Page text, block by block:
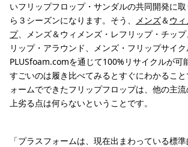
いフリップフロップ・サンダルの共同開発に
ら３シーズンになります。そう、
メンズ＆ウ
プ、メンズ＆ウィメンズ・レフリップ・チッ
リップ・アラウンド、メンズ・フリップサイク
PLUSfoam.comを通じて100%リサイクルが可
すごいのは履き比べてみるとすぐにわかるこ
ォームでできたフリップフロップは、他の主
上劣る点は何らないということです。
「プラスフォームは、現在出まわっている標